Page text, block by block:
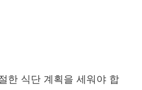
한 식단 계획을 세워야 합